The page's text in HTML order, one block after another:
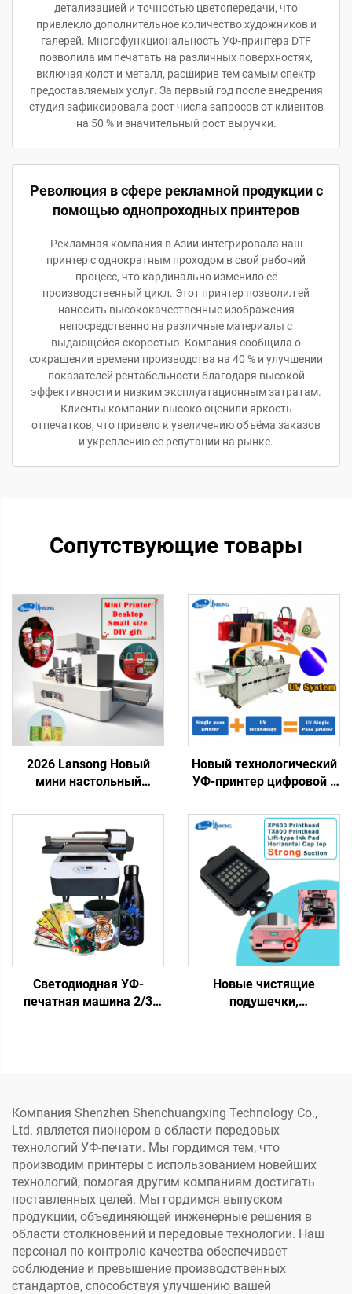
детализацией и точностью цветопередачи, что
привлекло дополнительное количество художников и
галерей. Многофункциональность УФ-принтера DTF
позволила им печатать на различных поверхностях,
включая холст и металл, расширив тем самым спектр
предоставляемых услуг. За первый год после внедрения
студия зафиксировала рост числа запросов от клиентов
на 50 % и значительный рост выручки.
Революция в сфере рекламной продукции с
помощью однопроходных принтеров
Рекламная компания в Азии интегрировала наш
принтер с однократным проходом в свой рабочий
процесс, что кардинально изменило её
производственный цикл. Этот принтер позволил ей
наносить высококачественные изображения
непосредственно на различные материалы с
выдающейся скоростью. Компания сообщила о
сокращении времени производства на 40 % и улучшении
показателей рентабельности благодаря высокой
эффективности и низким эксплуатационным затратам.
Клиенты компании высоко оценили яркость
отпечатков, что привело к увеличению объёма заказов
и укреплению её репутации на рынке.
Сопутствующие товары
2026 Lansong Новый
мини настольный
Однопроходный принтер
Сделай сам
Рождественский
подарок Печать на
бумажных пакетах,
кофейных чашках,
открытках
Новый технологический
УФ-принтер цифровой с
пластиковый пакет,
подарочный пакет,
пластиковая коробка,
художествическая
бумага, брошюра,
журнал, однопроходная
печать
Светодиодная УФ-
печатная машина 2/3
акрила, металла
Новые чистящие
подушечки,
экосольвентной/DTF/УФ-
печати
Компания Shenzhen Shenchuangxing Technology Co.,
Ltd. является пионером в области передовых
технологий УФ-печати. Мы гордимся тем, что
производим принтеры с использованием новейших
технологий, помогая другим компаниям достигать
поставленных целей. Мы гордимся выпуском
продукции, объединяющей инженерные решения в
области столкновений и передовые технологии. Наш
персонал по контролю качества обеспечивает
соблюдение и превышение производственных
стандартов, способствуя улучшению вашей